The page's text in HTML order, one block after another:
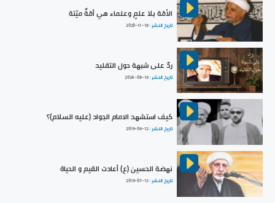
الأمّة بلا علمٍ وعلماء هي أمّةٌ ميّتة
تاريخ النشر :2020-11-18
ردٌ على شبهة حول التقليد
تاريخ النشر :2024-08-16
كيف استشهد الامام الجواد (عليه السلام)؟
تاريخ النشر :2019-06-12
نهضة الحسين (ع) أعادت القيم و الحياة
تاريخ النشر :2019-07-12